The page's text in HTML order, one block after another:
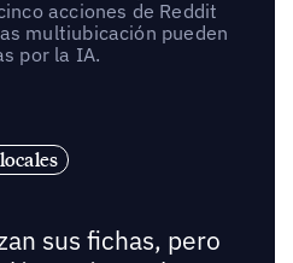
acciones de Reddit
multiubicación pueden
por la IA.
sus fichas, pero